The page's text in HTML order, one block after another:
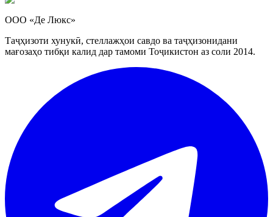
ООО «Де Люкс»
Таҷҳизоти хунукӣ, стеллажҳои савдо ва таҷҳизонидани
мағозаҳо тибқи калид дар тамоми Тоҷикистон аз соли 2014.